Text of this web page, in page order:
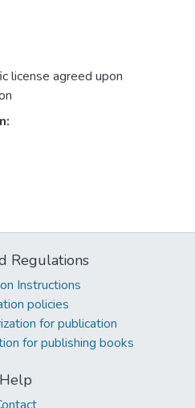
license agreed upon
Regulations
Instructions
policies
for publication
for publishing books
Help